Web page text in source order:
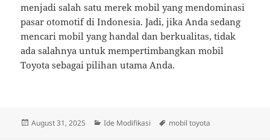
menjadi salah satu merek mobil yang mendominasi
pasar otomotif di Indonesia. Jadi, jika Anda sedang
mencari mobil yang handal dan berkualitas, tidak
ada salahnya untuk mempertimbangkan mobil
Toyota sebagai pilihan utama Anda.
Posted
August 31, 2025 Categories
Ide Modifikasi Tags
mobil toyota